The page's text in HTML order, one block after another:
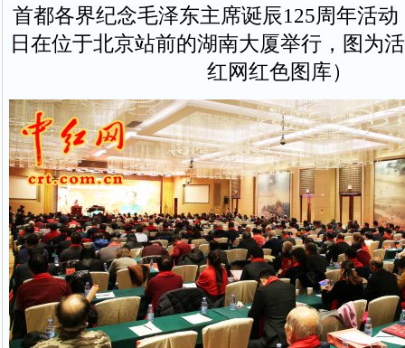
首都各界纪念毛泽东主席诞辰125周年活动
日在位于北京站前的湖南大厦举行，图为
红网红色图库）